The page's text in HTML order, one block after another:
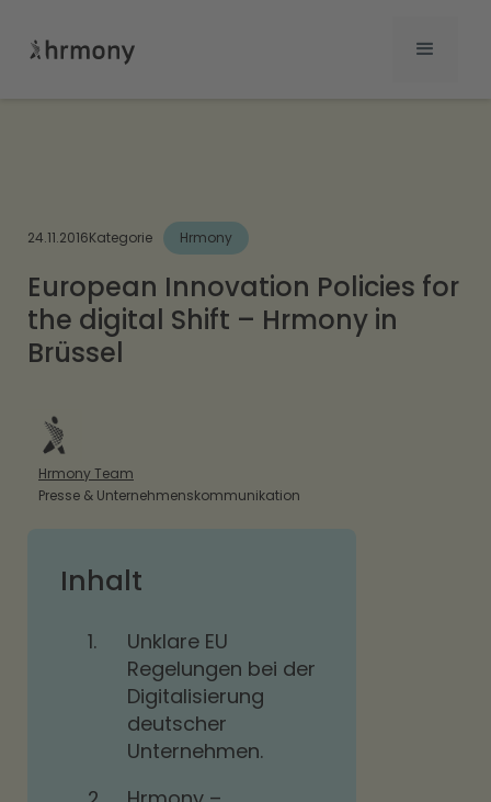
24.11.2016Kategorie Hrmony
European Innovation Policies for
the digital Shift – Hrmony in
Brüssel
Hrmony Team
Presse & Unternehmenskommunikation
Inhalt
1.
Unklare EU
Regelungen bei der
Digitalisierung
deutscher
Unternehmen.